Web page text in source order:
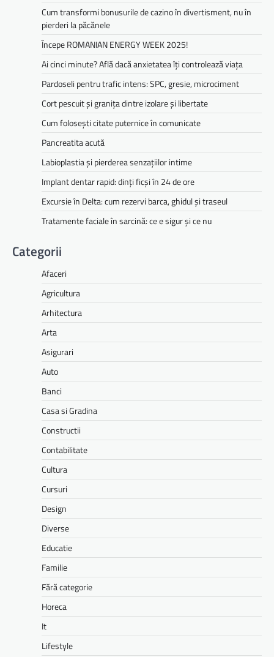
Cum transformi bonusurile de cazino în divertisment, nu în
pierderi la păcănele
Începe ROMANIAN ENERGY WEEK 2025!
Ai cinci minute? Află dacă anxietatea îți controlează viața
Pardoseli pentru trafic intens: SPC, gresie, microciment
Cort pescuit și granița dintre izolare și libertate
Cum folosești citate puternice în comunicate
Pancreatita acută
Labioplastia și pierderea senzațiilor intime
Implant dentar rapid: dinți ficși în 24 de ore
Excursie în Delta: cum rezervi barca, ghidul și traseul
Tratamente faciale în sarcină: ce e sigur și ce nu
Categorii
Afaceri
Agricultura
Arhitectura
Arta
Asigurari
Auto
Banci
Casa si Gradina
Constructii
Contabilitate
Cultura
Cursuri
Design
Diverse
Educatie
Familie
Fără categorie
Horeca
It
Lifestyle